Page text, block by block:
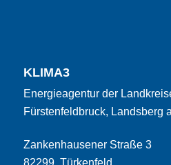
KLIMA3
Energieagentur der
Fürstenfeldbruck, Landsberg
Zankenhausener Straße 3